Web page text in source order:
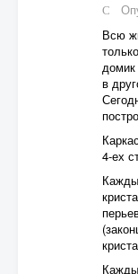
Всю
домик
в
4-ех